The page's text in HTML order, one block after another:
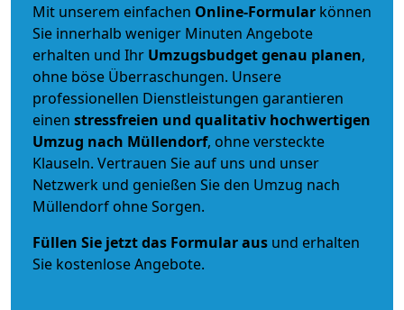
Mit unserem einfachen Online-Formular können
Sie innerhalb weniger Minuten Angebote
erhalten und Ihr Umzugsbudgetgenau planen,
ohne böse Überraschungen. Unsere
professionellen Dienstleistungen garantieren
einen stressfreien und qualitativ hochwertigen
Umzug nach Müllendorf, ohne versteckte
Klauseln. Vertrauen Sie auf uns und unser
Netzwerk und genießen Sie den Umzug nach
Müllendorf ohne Sorgen.
Füllen Sie jetzt das Formular aus und erhalten
Sie kostenlose Angebote.